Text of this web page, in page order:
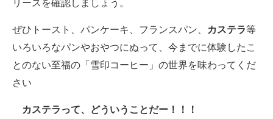
リースを確認しましょう。
ぜひトースト、パンケーキ、フランスパン、 カステラ等
いろいろなパンやおやつにぬって、今までに体験したこ
とのない至福の「雪印コーヒー」の世界を味わってくだ
さい
カステラって、どういうことだー！！！